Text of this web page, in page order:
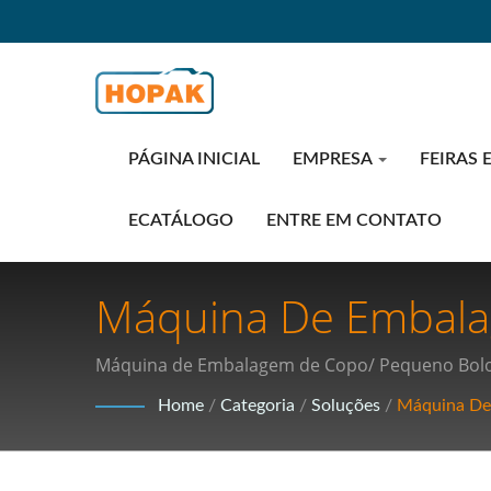
PÁGINA INICIAL EMPRESA FEIRAS
ECATÁLOGO ENTRE EM CONTATO
Máquina De
De Embalagem Da
Médicos E
Máquina de Embalagem de Copo/ Pequeno
Home / Categoria / Soluções / Máquina